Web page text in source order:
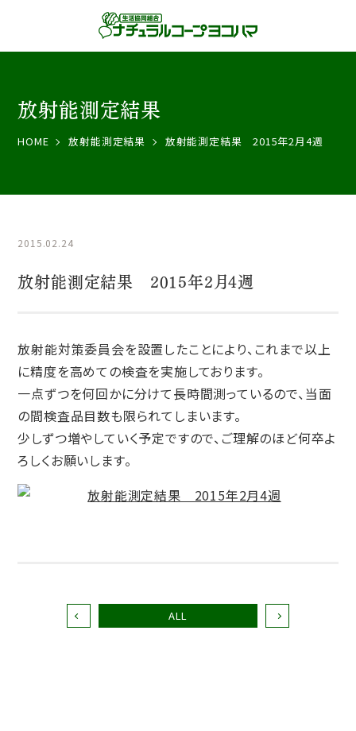
放射能測定結果
HOME 放射能測定結果 放射能測定結果 2015年2月4週
2015.02.24
放射能測定結果 2015年2月4週
放射能対策委員会を設置したことにより、これまで以上
に精度を高めての検査を実施しております。
一点ずつを何回かに分けて長時間測っているので、当面
の間検査品目数も限られてしまいます。
少しずつ増やしていく予定ですので、ご理解のほど何卒よ
ろしくお願いします。
ALL